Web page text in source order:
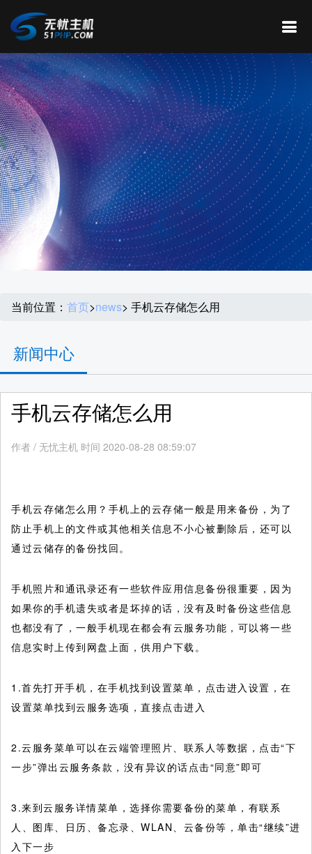
当前位置： 首页>news> 手机云存储怎么用
新闻中心
手机云存储怎么用
作者 / 无忧主机 时间 2020-08-28 08:59:07
手机云存储怎么用？手机上的云存储一般是用来备份，为了
防止手机上的文件或其他相关信息不小心被删除后，还可以
通过云储存的备份找回。
手机照片和通讯录还有一些软件应用信息备份很重要，因为
如果你的手机遗失或者是坏掉的话，没有及时备份这些信息
也都没有了，一般手机现在都会有云服务功能，可以将一些
信息实时上传到网盘上面，供用户下载。
1.首先打开手机，在手机找到设置菜单，点击进入设置，在
设置菜单找到云服务选项，直接点击进入
2.云服务菜单可以在云端管理照片、联系人等数据，点击“下
一步”弹出云服务条款，没有异议的话点击“同意”即可
3.来到云服务详情菜单，选择你需要备份的菜单，有联系
人、图库、日历、备忘录、WLAN、云备份等，单击“继续”进
入下一步